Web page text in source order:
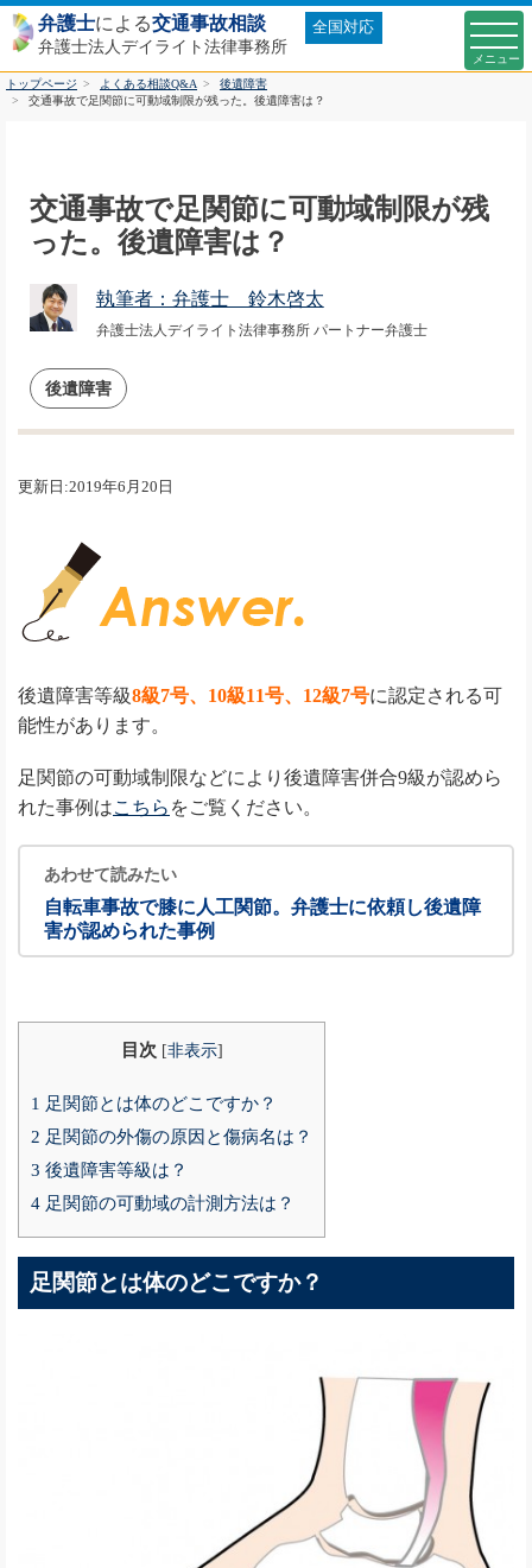
弁護士による交通事故相談
弁護士法人デイライト法律事務所
全国対応
トップページ よくある相談Q&A
後遺障害
交通事故で足関節に可動域制限が残った。後遺障害は？
交通事故で足関節に可動域制限が残
った。後遺障害は？
執筆者：弁護士 鈴木啓太
弁護士法人デイライト法律事務所 パートナー弁護士
後遺障害
更新日:2019年6月20日
後遺障害等級8級7号、10級11号、12級7号に認定される可
能性があります。
足関節の可動域制限などにより後遺障害併合9級が認めら
れた事例はこちら をご覧ください。
あわせて読みたい
自転車事故で膝に人工関節。弁護士に依頼し後遺障
害が認められた事例
目次 [非表示]
1 足関節とは体のどこですか？
2 足関節の外傷の原因と傷病名は？
3 後遺障害等級は？
4 足関節の可動域の計測方法は？
足関節とは体のどこですか？